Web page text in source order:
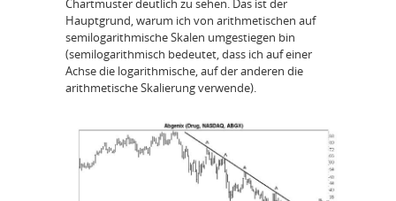
Chartmuster deutlich zu sehen. Das ist der
Hauptgrund, warum ich von arithmetischen auf
semilogarithmische Skalen umgestiegen bin
(semilogarithmisch bedeutet, dass ich auf einer
Achse die logarithmische, auf der anderen die
arithmetische Skalierung verwende).